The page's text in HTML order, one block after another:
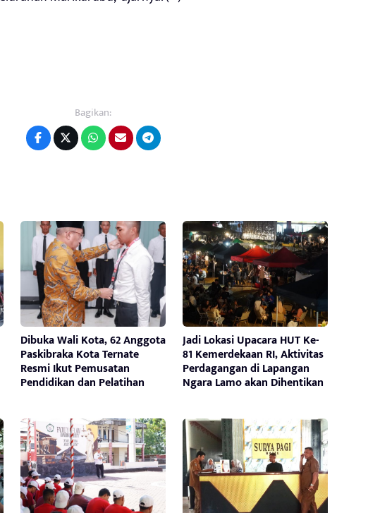
Bagikan:
Dibuka Wali Kota, 62 Anggota
Paskibraka Kota Ternate
Resmi Ikut Pemusatan
Pendidikan dan Pelatihan
Jadi Lokasi Upacara HUT Ke-
81 Kemerdekaan RI, Aktivitas
Perdagangan di Lapangan
Ngara Lamo akan Dihentikan